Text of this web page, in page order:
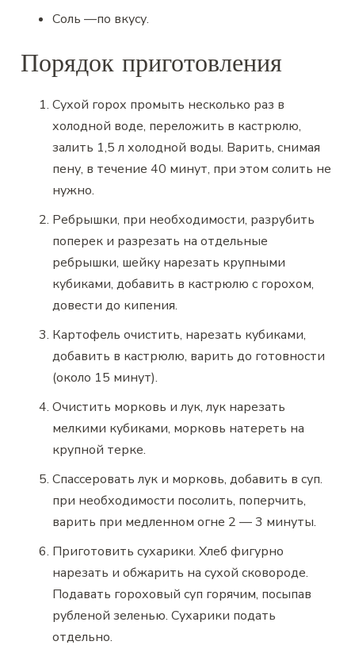
Соль —по вкусу.
Порядок приготовления
Сухой горох промыть несколько раз в
холодной воде, переложить в кастрюлю,
залить 1,5 л холодной воды. Варить, снимая
пену, в течение 40 минут, при этом солить не
нужно.
Ребрышки, при необходимости, разрубить
поперек и разрезать на отдельные
ребрышки, шейку нарезать крупными
кубиками, добавить в кастрюлю с горохом,
довести до кипения.
Картофель очистить, нарезать кубиками,
добавить в кастрюлю, варить до готовности
(около 15 минут).
Очистить морковь и лук, лук нарезать
мелкими кубиками, морковь натереть на
крупной терке.
Спассеровать лук и морковь, добавить в суп.
при необходимости посолить, поперчить,
варить при медленном огне 2 — 3 минуты.
Приготовить сухарики. Хлеб фигурно
нарезать и обжарить на сухой сковороде.
Подавать гороховый суп горячим, посыпав
рубленой зеленью. Сухарики подать
отдельно.